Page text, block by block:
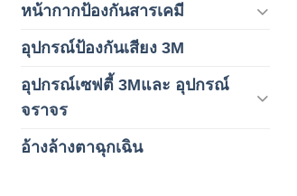
หน้ากากป้องกันสารเคมี
อุปกรณ์ป้องกันเสียง 3M
อุปกรณ์เซฟตี้ 3Mและ อุปกรณ์
จราจร
อ้างล้างตาฉุกเฉิน